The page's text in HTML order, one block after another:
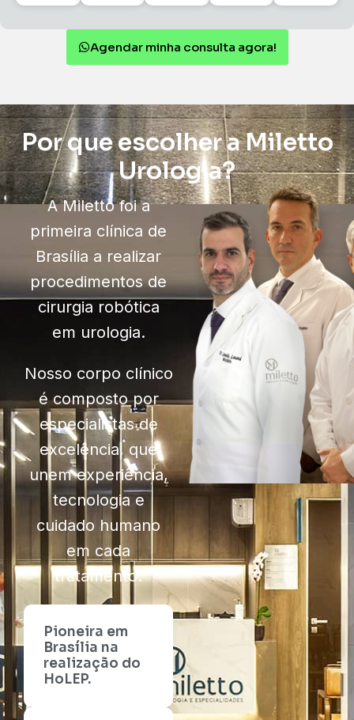
Agendar minha consulta agora!
Por que escolher a Miletto
Urologia?
A Miletto foi a
primeira clínica de
Brasília a realizar
procedimentos de
cirurgia robótica
em urologia.
Nosso corpo clínico
é composto por
especialistas de
excelência, que
unem experiência,
tecnologia e
cuidado humano
em cada
tratamento.
Pioneira em
Brasília na
realização do
HoLEP.